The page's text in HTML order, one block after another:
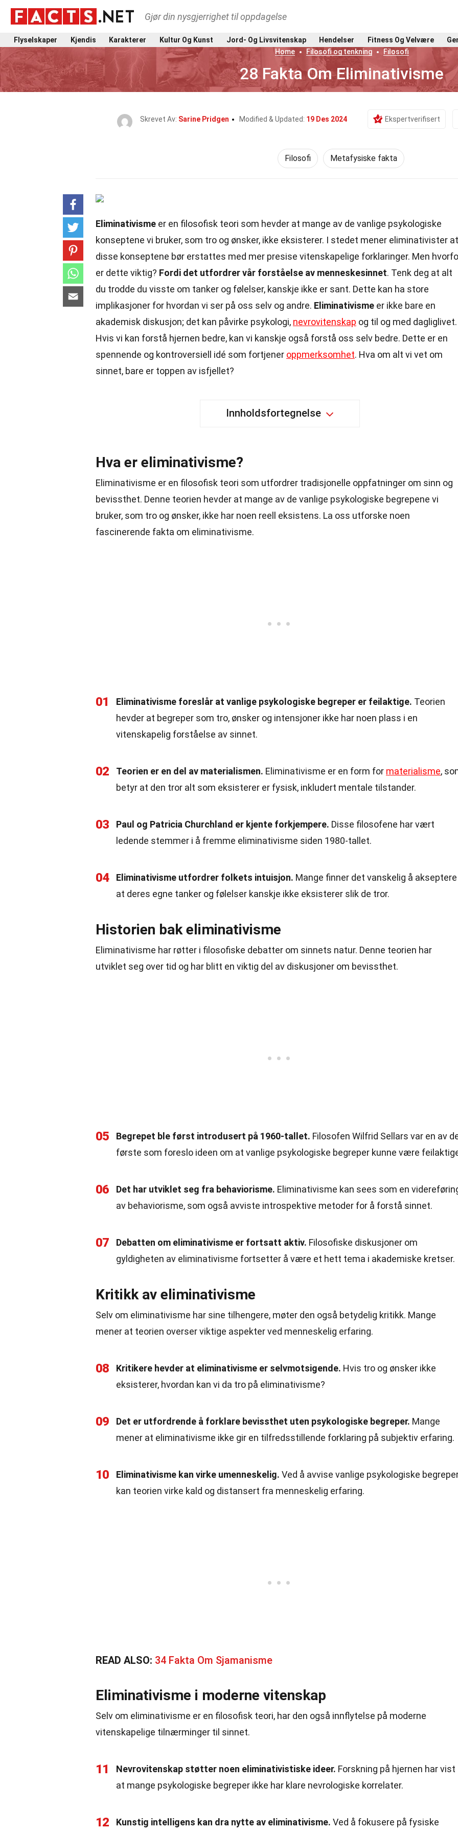
Gjør din nysgjerrighet til oppdagelse
Flyselskaper Kjendis Karakterer Kultur Og Kunst Jord- Og Livsvitenskap Hendelser Fitness Og Velvære
Home
Filosofi og tenkning Filosofi
28 Fakta Om Eliminativisme
Skrevet Av: Sarine Pridgen Modified & Updated: 19 Des 2024 Ekspertverifisert
Filosofi Metafysiske fakta
Eliminativisme er en filosofisk teori som hevder at mange av de vanlige psykologiske
konseptene vi bruker, som tro og ønsker, ikke eksisterer. I stedet mener eliminativister at
disse konseptene bør erstattes med mer presise vitenskapelige forklaringer. Men
er dette viktig? Fordi det utfordrer vår forståelse av menneskesinnet. Tenk deg at alt
du trodde du visste om tanker og følelser, kanskje ikke er sant. Dette kan ha store
implikasjoner for hvordan vi ser på oss selv og andre. Eliminativisme er ikke bare en
akademisk diskusjon; det kan påvirke psykologi, nevrovitenskap og til og med dagliglivet.
Hvis vi kan forstå hjernen bedre, kan vi kanskje også forstå oss selv bedre. Dette er en
spennende og kontroversiell idé som fortjener oppmerksomhet. Hva om alt vi vet om
sinnet, bare er toppen av isfjellet?
Innholdsfortegnelse
Hva er eliminativisme?
Eliminativisme er en filosofisk teori som utfordrer tradisjonelle oppfatninger om sinn og
bevissthet. Denne teorien hevder at mange av de vanlige psykologiske begrepene vi
bruker, som tro og ønsker, ikke har noen reell eksistens. La oss utforske noen
fascinerende fakta om eliminativisme.
01 Eliminativisme foreslår at vanlige psykologiske begreper er feilaktige. Teorien
hevder at begreper som tro, ønsker og intensjoner ikke har noen plass i en
vitenskapelig forståelse av sinnet.
02 Teorien er en del av materialismen. Eliminativisme er en form for materialisme,
betyr at den tror alt som eksisterer er fysisk, inkludert mentale tilstander.
03 Paul og Patricia Churchland er kjente forkjempere. Disse filosofene har vært
ledende stemmer i å fremme eliminativisme siden 1980-tallet.
04 Eliminativisme utfordrer folkets intuisjon. Mange finner det vanskelig å akseptere
at deres egne tanker og følelser kanskje ikke eksisterer slik de tror.
Historien bak eliminativisme
Eliminativisme har røtter i filosofiske debatter om sinnets natur. Denne teorien har
utviklet seg over tid og har blitt en viktig del av diskusjoner om bevissthet.
05 Begrepet ble først introdusert på 1960-tallet. Filosofen Wilfrid Sellars var en av
første som foreslo ideen om at vanlige psykologiske begreper kunne være
06 Det har utviklet seg fra behaviorisme. Eliminativisme kan sees som en
av behaviorisme, som også avviste introspektive metoder for å forstå sinnet.
07 Debatten om eliminativisme er fortsatt aktiv. Filosofiske diskusjoner om
gyldigheten av eliminativisme fortsetter å være et hett tema i akademiske kretser.
Kritikk av eliminativisme
Selv om eliminativisme har sine tilhengere, møter den også betydelig kritikk. Mange
mener at teorien overser viktige aspekter ved menneskelig erfaring.
08 Kritikere hevder at eliminativisme er selvmotsigende. Hvis tro og ønsker ikke
eksisterer, hvordan kan vi da tro på eliminativisme?
09 Det er utfordrende å forklare bevissthet uten psykologiske begreper. Mange
mener at eliminativisme ikke gir en tilfredsstillende forklaring på subjektiv erfaring.
10 Eliminativisme kan virke umenneskelig. Ved å avvise vanlige psykologiske
kan teorien virke kald og distansert fra menneskelig erfaring.
READ ALSO: 34 Fakta Om Sjamanisme
Eliminativisme i moderne vitenskap
Selv om eliminativisme er en filosofisk teori, har den også innflytelse på moderne
vitenskapelige tilnærminger til sinnet.
11 Nevrovitenskap støtter noen eliminativistiske ideer. Forskning på hjernen har vist
at mange psykologiske begreper ikke har klare nevrologiske korrelater.
12 Kunstig intelligens kan dra nytte av eliminativisme. Ved å fokusere på fysiske